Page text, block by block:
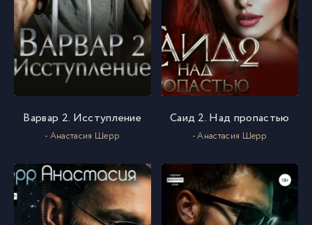
Варвар 2. Исступление
- Анастасия Шерр
Саид 2. Над пропастью
- Анастасия Шерр